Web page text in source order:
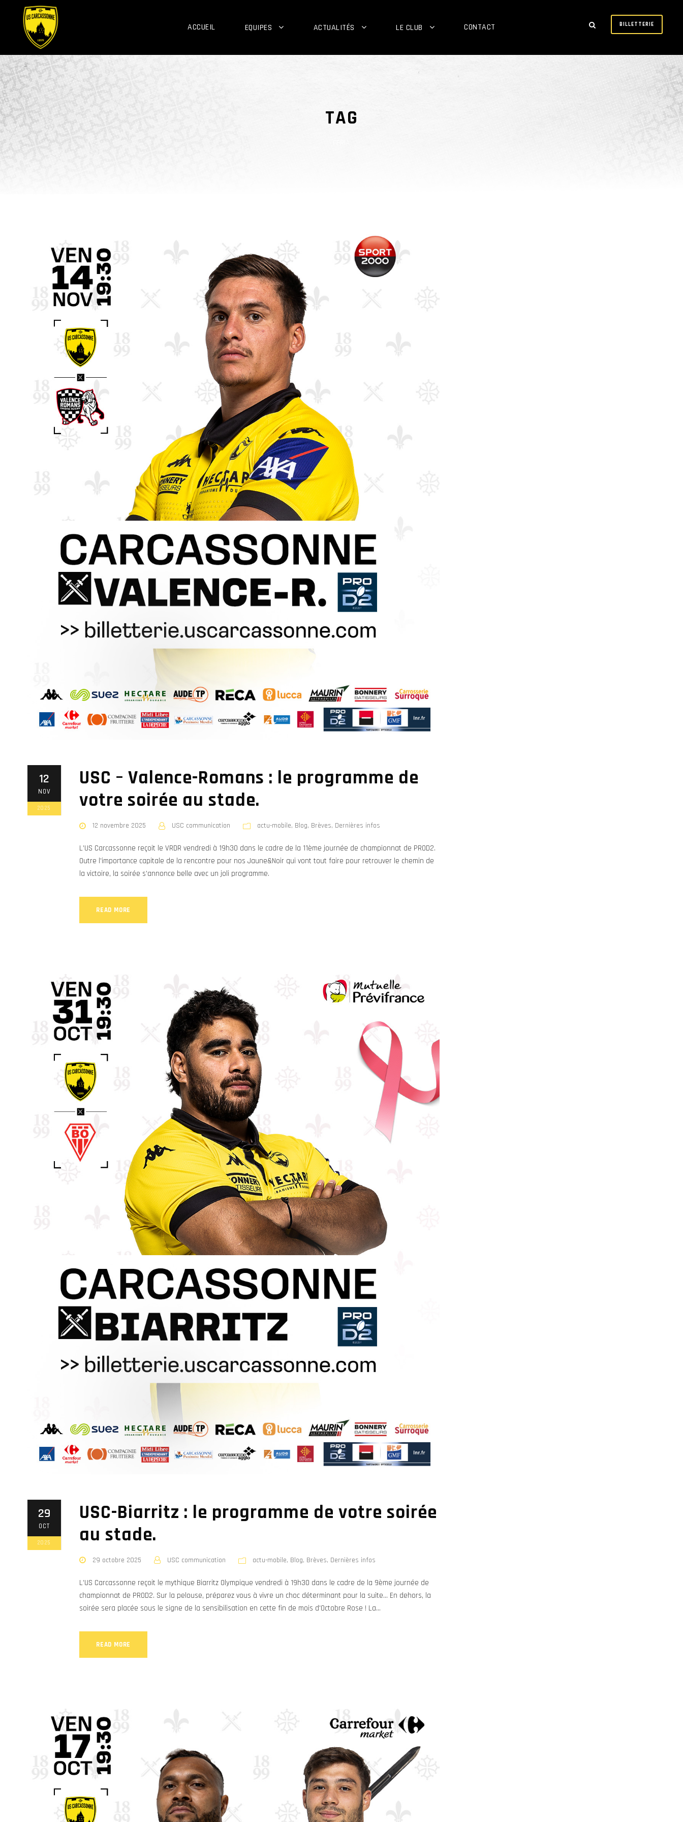
ACCUEIL EQUIPES ACTUALITÉS LE CLUB CONTACT BILLETTERIE
TAG
12
NOV
2025
USC – Valence-Romans : le programme de
votre soirée au stade.
12 novembre 2025 USC communication actu-mobile, Blog, Brèves, Dernières infos
L’US Carcassonne reçoit le VRDR vendredi à 19h30 dans le cadre de la 11ème journée de championnat de PROD2.
Outre l'importance capitale de la rencontre pour nos Jaune&Noir qui vont tout faire pour retrouver le chemin de
la victoire, la soirée s'annonce belle avec un joli programme.
READ MORE
29
OCT
2025
USC-Biarritz : le programme de votre soirée
au stade.
29 octobre 2025 USC communication actu-mobile, Blog, Brèves, Dernières infos
L’US Carcassonne reçoit le mythique Biarritz Olympique vendredi à 19h30 dans le cadre de la 9ème journée de
championnat de PROD2. Sur la pelouse, préparez vous à vivre un choc déterminant pour la suite... En dehors, la
soirée sera placée sous le signe de la sensibilisation en cette fin de mois d'Octobre Rose ! La...
READ MORE